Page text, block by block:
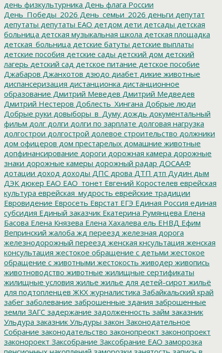
день физкультурника День флага России
День_Победы_2026 День_семьи_2026 деньги депутат
депутаты депутаты ЕАО детдом дети детсады детская
больница детская музыкальная школа детская площадка
детская_больница детские батуты детские выплаты
детские пособия детские сады детский дом детский
лагерь детский сад детское питание детское пособие
Джабаров Джанхотов дзюдо диабет дикие животные
диспансеризация дистанционка дистанционное
образование Дмитрий Меведев Дмитрий Медведев
Дмитрий Нестеров Доблесть_Хингана Добрые люди
Добрые руки довыборы_в_Думу дождь документальный
фильм долг долги долги по зарплате долговая нагрузка
долгострои долгострой долевое строительство должники
дом офицеров дом престарелых домашние животные
допфинансирование дороги дорожная камера дорожные
знаки дорожные камеры дорожный радар ДОСААФ
дотации доход доходы ДПС дрова ДТП дтп Дудин дым
ДЭК дюкер ЕАО ЕАО_тонет Евгений Коростелев еврейская
культура еврейская_мудрость еврейские традиции
Евровидение Евросеть Еврстат ЕГЭ Единая Россия единая
субсидия Единый заказчик Екатерина Румянцева Елена
Басова Елена Князева Елена Хахалева ель ЕНВД Ефим
Вепринский жалоба жд переезд железная дорога
железнодорожный переезд женская кнсультация женская
консультация жестокое обращение с детьми жестокое
обращение с животными жестокость живодер живопись
животноводство животные жилищные сертификаты
жилищные условия жилье жилье для детей-сирот жильё
для подтопленцев ЖКХ журналистика Забайкальский край
забег заболевание заброшенные здания заброшенные
земли ЗАГС задержание задолженность займ заказник
Ульдура заказник Ульдуры закон Законодательное
Собрание законодательство законопреокт законопроект
законороект Заксобрание Заксобрание ЕАО заморозка